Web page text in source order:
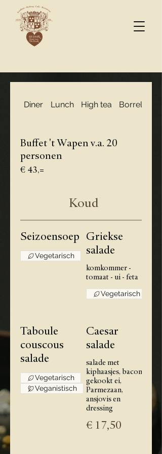
Diner Lunch High tea Borrel
Buffet 't Wapen v.a. 20
personen
€ 43,=
Koud
Seizoensoep
Vegetarisch
Griekse
salade
komkommer -
tomaat - ui - feta
Vegetarisch
Taboule
couscous
salade
Vegetarisch
Veganistisch
Caesar
salade
salade met
kiphaasjes, bacon,
gekookt ei,
Parmezaan,
ansjovis en
dressing
€ 17,50